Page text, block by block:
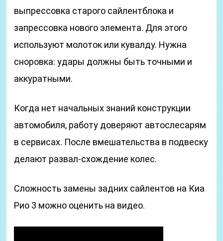
выпрессовка старого сайлентблока и
запрессовка нового элемента. Для этого
используют молоток или кувалду. Нужна
сноровка: удары должны быть точными и
аккуратными.
Когда нет начальных знаний конструкции
автомобиля, работу доверяют автослесарям
в сервисах. После вмешательства в подвеску
делают развал-схождение колес.
Сложность замены задних сайлентов на Киа
Рио 3 можно оценить на видео.